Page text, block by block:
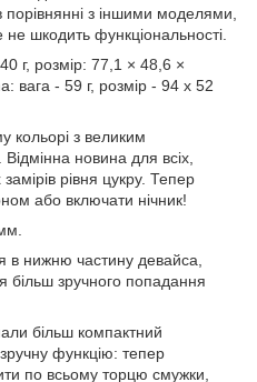
з іншими моделями,
шкодить функціональності.
г, розмір: 77,1 × 48,6 ×
вага - 59 г, розмір - 94 х 52
кольорі з великим
новина для всіх,
рівня цукру. Тепер
або включати нічник!
в нижню частину девайса,
більш зручного попадання
більш компактний
функцію: тепер
по всьому торцю смужки,